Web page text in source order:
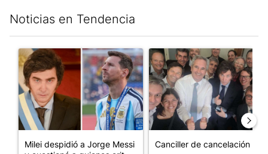
Noticias en Tendencia
Un artículo de tendencia con el título "Milei despidió a Jorge
Milei despidió a Jorge Messi
Un artículo de tendencia con
Canciller de cancelación